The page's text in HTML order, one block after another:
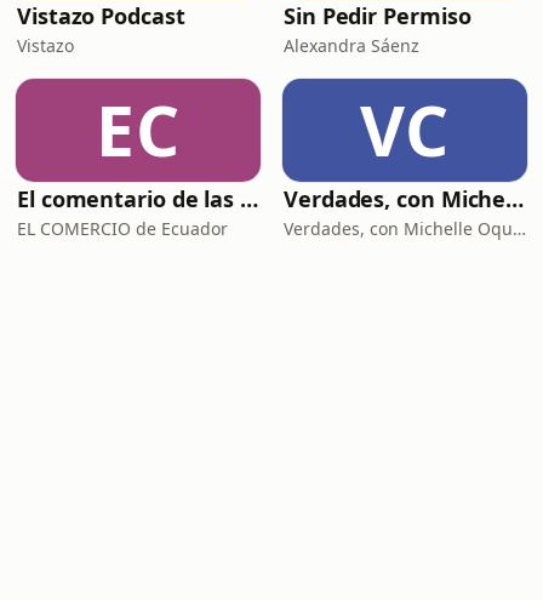
Vistazo Podcast
Vistazo
Sin Pedir Permiso
Alexandra Sáenz
EC
El comentario de las noticias de Lucas y Clara
EL COMERCIO de Ecuador
VC
Verdades, con Michelle Oquendo
Verdades, con Michelle Oquendo